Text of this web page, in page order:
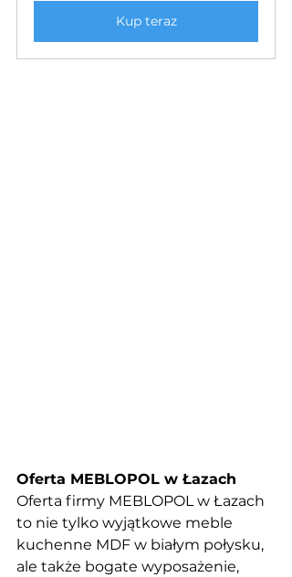
Kup teraz
Oferta MEBLOPOL w Łazach
Oferta firmy MEBLOPOL w Łazach
to nie tylko wyjątkowe meble
kuchenne MDF w białym połysku,
ale także bogate wyposażenie,